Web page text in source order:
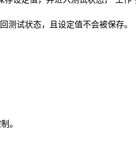
测试状态，且设定值不会被保存。
。